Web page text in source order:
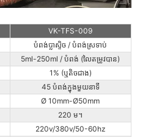
VK-TFS-009
បំពង់ប្លាស្ទិច / បំពង់ស្រទាប់
5ml-250ml / បំពង់ (លៃតម្រូវបាន)
1% (ឬតិចជាង)
45 បំពង់ក្នុងមួយនាទី
Ø 10mm-Ø50mm
220 ម។
220v/380v/50-60hz